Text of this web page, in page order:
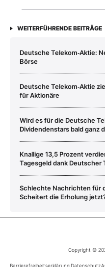
WEITERFÜHRENDE BEITRÄGE
Deutsche Telekom‑Aktie:
Börse
Deutsche Telekom‑Aktie
für Aktionäre
Wird es für die Deutsche
Dividendenstars bald ganz
Knallige 13,5 Prozent
Tagesgeld dank Deutscher
Schlechte Nachrichten für
Scheitert die Erholung
Copyright ©
Barrierefreiheitserklärung Datenschutz